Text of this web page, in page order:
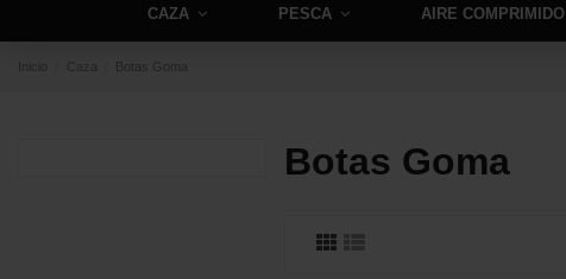
CAZA PESCA AIRE COMPRIMIDO
Inicio Caza Botas Goma
Botas Goma